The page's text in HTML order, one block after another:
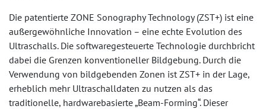
Die patentierte ZONE Sonography Technology (ZST+) ist eine
außergewöhnliche Innovation – eine echte Evolution des
Ultraschalls. Die softwaregesteuerte Technologie durchbricht
dabei die Grenzen konventioneller Bildgebung. Durch die
Verwendung von bildgebenden Zonen ist ZST+ in der Lage,
erheblich mehr Ultraschalldaten zu nutzen als das
traditionelle, hardwarebasierte „Beam-Forming“. Dieser